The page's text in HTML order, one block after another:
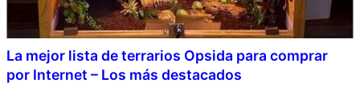
La mejor lista de terrarios Opsida para comprar
por Internet – Los más destacados